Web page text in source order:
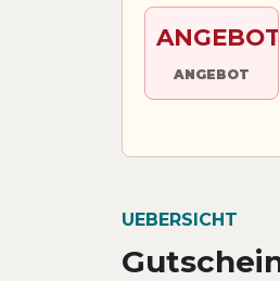
ANGEBOT
ANGEBOT
UEBERSICHT